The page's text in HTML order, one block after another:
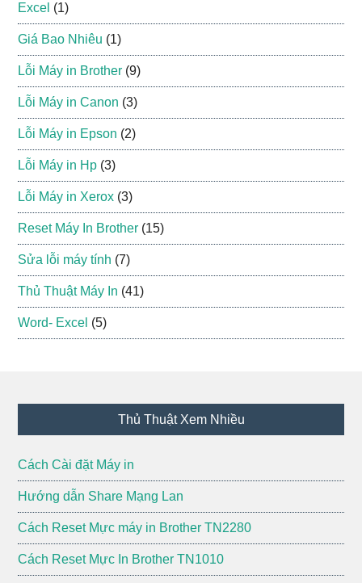
Excel (1)
Giá Bao Nhiêu (1)
Lỗi Máy in Brother (9)
Lỗi Máy in Canon (3)
Lỗi Máy in Epson (2)
Lỗi Máy in Hp (3)
Lỗi Máy in Xerox (3)
Reset Máy In Brother (15)
Sửa lỗi máy tính (7)
Thủ Thuật Máy In (41)
Word- Excel (5)
Thủ Thuật Xem Nhiều
Cách Cài đặt Máy in
Hướng dẫn Share Mạng Lan
Cách Reset Mực máy in Brother TN2280
Cách Reset Mực In Brother TN1010